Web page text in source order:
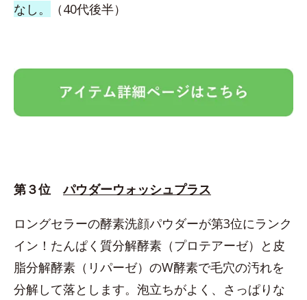
なし。
（40代後半）
第３位パウダーウォッシュプラス
ロングセラーの酵素洗顔パウダーが第3位にランク
イン！たんぱく質分解酵素（プロテアーゼ）と皮
脂分解酵素（リパーゼ）のW酵素で毛穴の汚れを
分解して落とします。泡立ちがよく、さっぱりな